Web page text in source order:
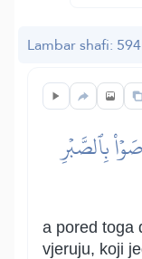
Lambar shafi: 594
بِٱلصَّبۡرِ
a pored toga
vjeruju, koji